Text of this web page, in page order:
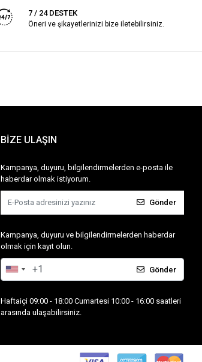
7 / 24 DESTEK
Öneri ve şikayetlerinizi bize iletebilirsiniz.
BİZE ULAŞIN
Kampanya, duyuru, bilgilendirmelerden e-posta ile
haberdar olmak istiyorum.
Gönder
Kampanya, duyuru ve bilgilendirmelerden haberdar
olmak için kayıt olun.
Gönder
Haftaiçi 09:00 - 18:00 Cumartesi 10:00 - 16:00 saatleri
arasında ulaşabilirsiniz.